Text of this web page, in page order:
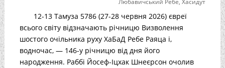
Любавичський Ребе,Хасидут
12-13 Тамуза 5786 (27-28 червня 2026) євреї
всього світу відзначають річницю Визволення
шостого очільника руху ХаБаД Ребе Раяца і,
водночас, — 146-у річницю від дня його
народження. Раббі Йосеф-Іцхак Шнеєрсон очолив